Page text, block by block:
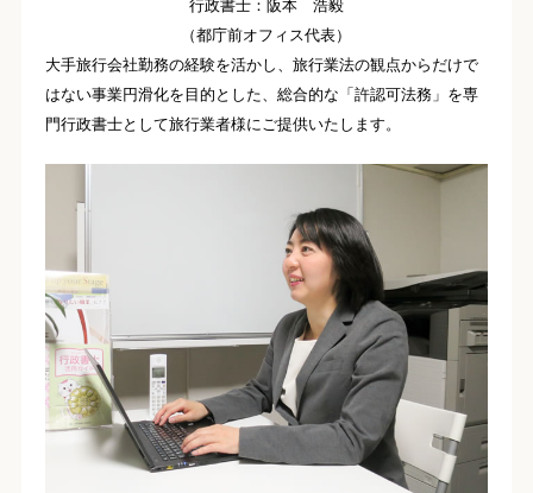
行政書士：阪本 浩毅
（都庁前オフィス代表）
大手旅行会社勤務の経験を活かし、旅行業法の観点からだけで
はない事業円滑化を目的とした、総合的な「許認可法務」を専
門行政書士として旅行業者様にご提供いたします。